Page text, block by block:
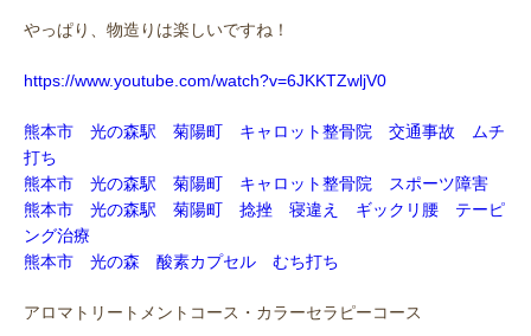
やっぱり、物造りは楽しいですね！
https://www.youtube.com/watch?v=6JKKTZwljV0
熊本市 光の森駅 菊陽町 キャロット整骨院 交通事故 ムチ
打ち
熊本市 光の森駅 菊陽町 キャロット整骨院 スポーツ障害
熊本市 光の森駅 菊陽町 捻挫 寝違え ギックリ腰 テーピ
ング治療
熊本市 光の森 酸素カプセル むち打ち
アロマトリートメントコース・カラーセラピーコース